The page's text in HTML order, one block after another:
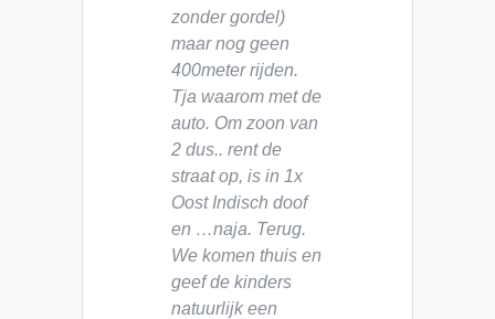
zonder gordel)
maar nog geen
400meter rijden.
Tja waarom met de
auto. Om zoon van
2 dus.. rent de
straat op, is in 1x
Oost Indisch doof
en …naja. Terug.
We komen thuis en
geef de kinders
natuurlijk een